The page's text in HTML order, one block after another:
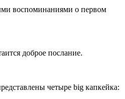
воспоминаниями о первом
доброе послание.
четыре big капкейка: